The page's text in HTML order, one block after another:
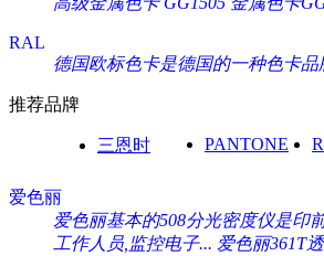
RAL
德国欧标色卡是德国的一种色卡
推荐品牌
三恩时 PANTONE
爱色丽
爱色丽基本的508分光密度仪是印
工作人员,监控电子... 爱色丽361T